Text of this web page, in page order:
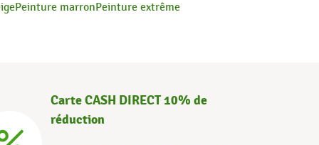
Peinture marronPeinture extrême
Carte CASH DIRECT 10% de
réduction